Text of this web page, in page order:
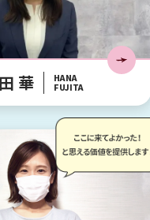
華
HANA
FUJITA